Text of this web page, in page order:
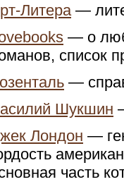
Литера —
— о
список
—
Шукшин
Лондон —
часть